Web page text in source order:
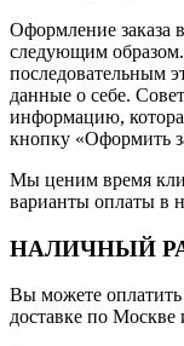
Оформление заказа
следующим
последовательным
данные о себе.
информацию,
кнопку «Оформить
Мы ценим время
варианты оплаты в
НАЛИЧНЫЙ
Вы можете
доставке по Москве